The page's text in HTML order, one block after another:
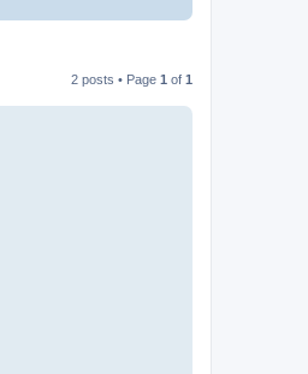
2 posts • Page 1 of 1